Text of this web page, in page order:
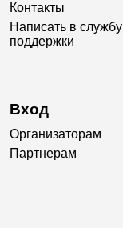
Контакты
Написать в службу
поддержки
Вход
Организаторам
Партнерам